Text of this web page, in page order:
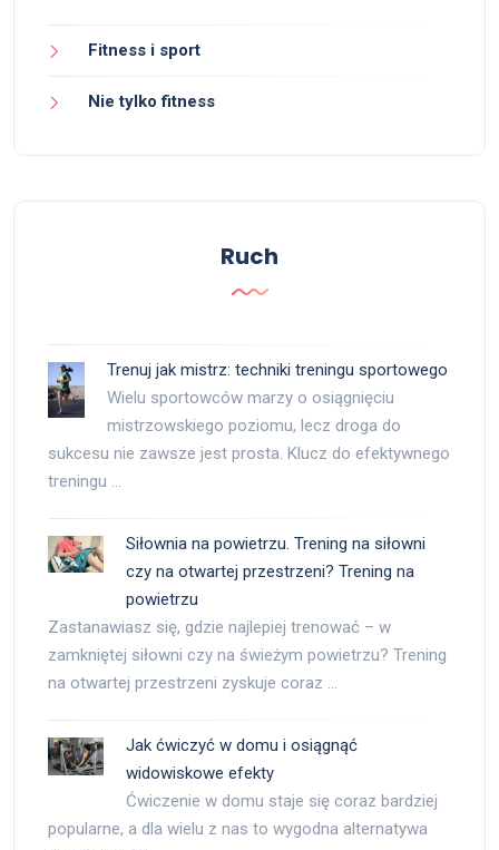
Fitness i sport
Nie tylko fitness
Ruch
Trenuj jak mistrz: techniki treningu sportowego
Wielu sportowców marzy o osiągnięciu
mistrzowskiego poziomu, lecz droga do
sukcesu nie zawsze jest prosta. Klucz do efektywnego
treningu …
Siłownia na powietrzu. Trening na siłowni
czy na otwartej przestrzeni? Trening na
powietrzu
Zastanawiasz się, gdzie najlepiej trenować – w
zamkniętej siłowni czy na świeżym powietrzu? Trening
na otwartej przestrzeni zyskuje coraz …
Jak ćwiczyć w domu i osiągnąć
widowiskowe efekty
Ćwiczenie w domu staje się coraz bardziej
popularne, a dla wielu z nas to wygodna alternatywa